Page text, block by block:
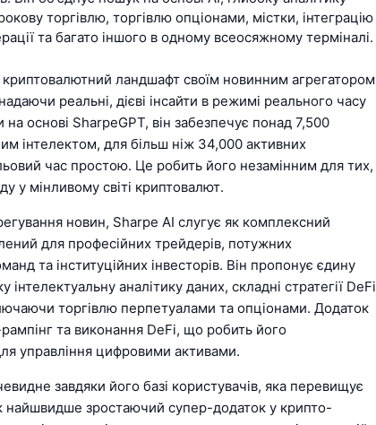
торгівлю, торгівлю опціонами, містки, інтеграцію
та багато іншого в одному всеосяжному терміналі.
криптовалютний ландшафт своїм новинним агрегатором
реальні, дієві інсайти в режимі реального часу
основі SharpeGPT, він забезпечує понад 7,500
інтелектом, для більш ніж 34,000 активних
час простою. Це робить його незамінним для тих,
у мінливому світі криптовалют.
новин, Sharpe AI слугує як комплексний
для професійних трейдерів, потужних
та інституційних інвесторів. Він пропонує єдину
інтелектуальну аналітику даних, складні стратегії DeFi
торгівлю перпетуалами та опціонами. Додаток
та виконання DeFi, що робить його
управління цифровими активами.
завдяки його базі користувачів, яка перевищує
найшвидше зростаючий супер-додаток у крипто-